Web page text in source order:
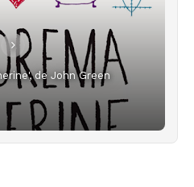
de John Green